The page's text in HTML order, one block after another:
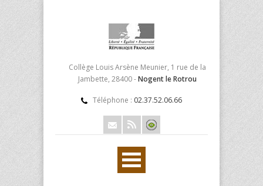
Collège Louis Arsène Meunier, 1 rue de la
Jambette, 28400 -Nogent le Rotrou
Téléphone : 02.37.52.06.66